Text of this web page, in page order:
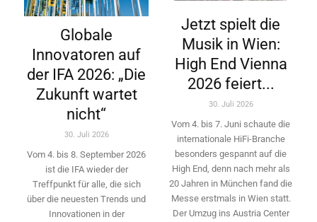
Globale
Innovatoren auf
der IFA 2026: „Die
Zukunft wartet
nicht“
30. Juli 2026
Vom 4. bis 8. September 2026
ist die IFA wieder der
Treffpunkt für alle, die sich
über die neuesten Trends und
Innovationen in der
Jetzt spielt die
Musik in Wien:
High End Vienna
2026 feiert...
30. Juli 2026
Vom 4. bis 7. Juni schaute die
internationale HiFi-Branche
besonders gespannt auf die
High End, denn nach mehr als
20 Jahren in München fand die
Messe erstmals in Wien statt.
Der Umzug ins Austria Center